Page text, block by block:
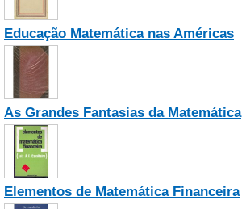
Educação Matemática nas Américas
As Grandes Fantasias da Matemática
Elementos de Matemática Financeira